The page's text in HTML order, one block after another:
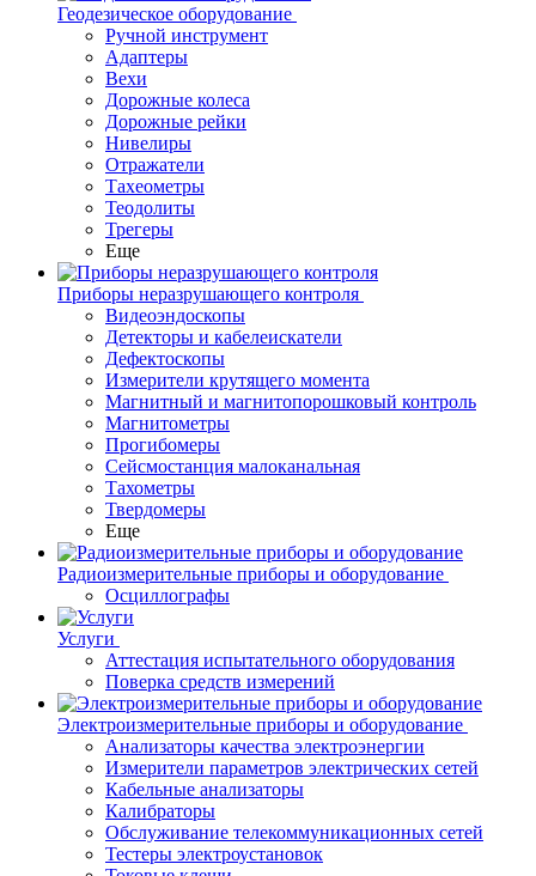
Геодезическое оборудование
Ручной инструмент
Адаптеры
Вехи
Дорожные колеса
Дорожные рейки
Нивелиры
Отражатели
Тахеометры
Теодолиты
Трегеры
Еще
Приборы неразрушающего контроля
Видеоэндоскопы
Детекторы и кабелеискатели
Дефектоскопы
Измерители крутящего момента
Магнитный и магнитопорошковый контроль
Магнитометры
Прогибомеры
Сейсмостанция малоканальная
Тахометры
Твердомеры
Еще
Радиоизмерительные приборы и оборудование
Осциллографы
Услуги
Аттестация испытательного оборудования
Поверка средств измерений
Электроизмерительные приборы и оборудование
Анализаторы качества электроэнергии
Измерители параметров электрических сетей
Кабельные анализаторы
Калибраторы
Обслуживание телекоммуникационных сетей
Тестеры электроустановок